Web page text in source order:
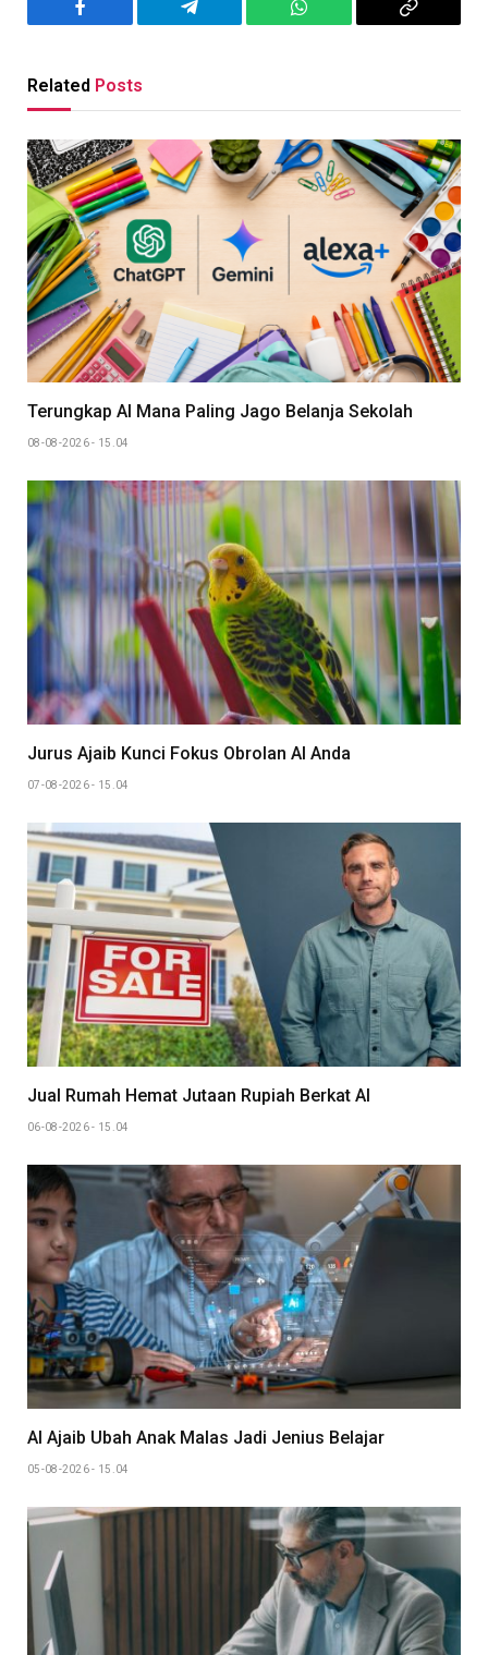
Facebook Telegram WhatsApp
Copy
Related Posts
Terungkap AI Mana Paling Jago Belanja Sekolah
08-08-2026 - 15.04
Jurus Ajaib Kunci Fokus Obrolan AI Anda
07-08-2026 - 15.04
Jual Rumah Hemat Jutaan Rupiah Berkat AI
06-08-2026 - 15.04
AI Ajaib Ubah Anak Malas Jadi Jenius Belajar
05-08-2026 - 15.04